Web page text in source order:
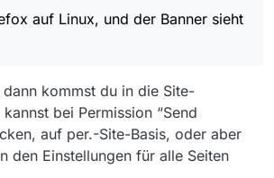
Nachrichten, die bei gewissen events in der
und man ihn jetzt abziehen kann. Oder vom
Mailprogramm wenn es neue Mails gibt usw.
auf Linux, und der Banner sieht
kommst du in die Site-
bei Permission “Send
auf per.-Site-Basis, oder aber
den Einstellungen für alle Seiten